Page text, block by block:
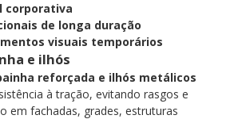
corporativa
de longa duração
visuais temporários
e ilhós
reforçada e ilhós metálicos
à tração, evitando rasgos e
em fachadas, grades, estruturas